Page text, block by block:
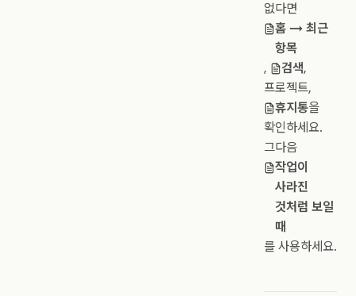
없다면
홈 → 최근
항목
,
검색,
프로젝트,
휴지통을
확인하세요.
그다음
작업이
사라진
것처럼 보일
때
를 사용하세요.